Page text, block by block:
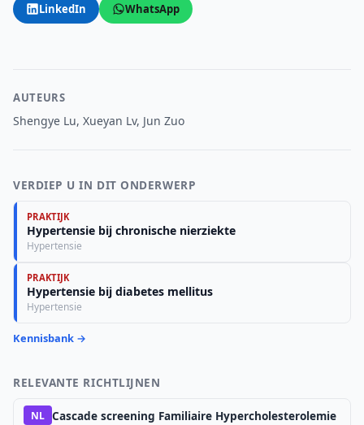
LinkedIn WhatsApp
AUTEURS
Shengye Lu, Xueyan Lv, Jun Zuo
VERDIEP U IN DIT ONDERWERP
PRAKTIJK
Hypertensie bij chronische nierziekte
Hypertensie
PRAKTIJK
Hypertensie bij diabetes mellitus
Hypertensie
Kennisbank →
RELEVANTE RICHTLIJNEN
NL Cascade screening Familiaire Hypercholesterolemie